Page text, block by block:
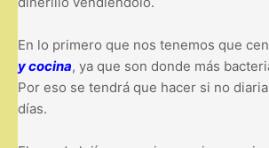
En lo primero que nos tenemos que
y cocina, ya que son donde más
Por eso se tendrá que hacer si no
días.